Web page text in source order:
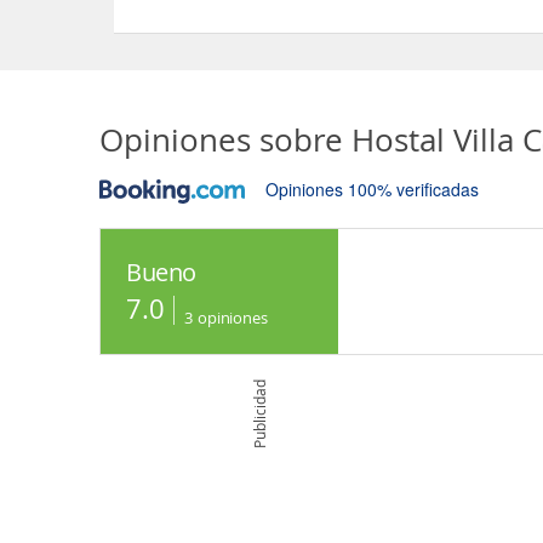
Opiniones sobre Hostal Villa
Opiniones 100% verificadas
Bueno
7.0 3 opiniones
Publicidad